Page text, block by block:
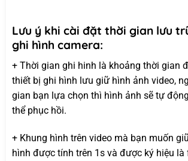
Lưu ý khi cài đặt thời gian lưu
ghi hình camera:
+ Thời gian ghi hinh là khoảng thời gian
thiết bị ghi hình lưu giữ hình ảnh video,
gian bạn lựa chọn thì hình ảnh sẽ tự
thể phục hồi.
+ Khung hình trên video mà bạn muốn
hình được tính trên 1s và được ký hiệu